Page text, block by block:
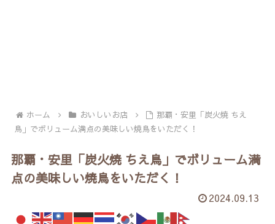
ホーム おいしいお店
那覇・安里「炭火焼 ちえ
鳥」でボリューム満点の美味しい焼鳥をいただく！
那覇・安里「炭火焼 ちえ鳥」でボリューム満
点の美味しい焼鳥をいただく！
2024.09.13